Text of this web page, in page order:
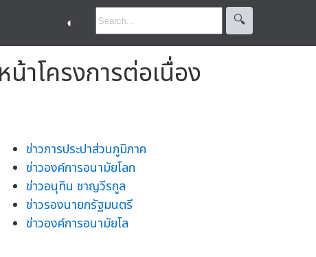
◐ 🔍︎
าโครงการต่อเนื่อง
ข่าวการประปาส่วนภูมิภาค
ข่าวองค์การอนามัยโลก
ข่าวอนุทิน ชาญวีรกูล
ข่าวรองนายกรัฐมนตรี
ข่าวองค์การอนามัยโล